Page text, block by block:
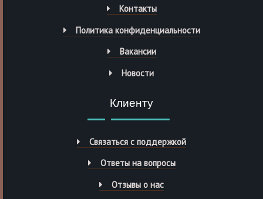
Контакты
Политика конфиденциальности
Вакансии
Новости
Клиенту
Связаться с поддержкой
Ответы на вопросы
Отзывы о нас